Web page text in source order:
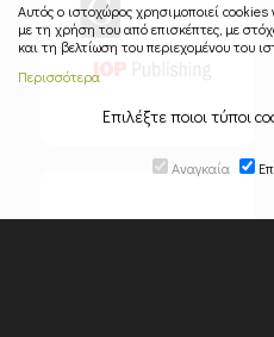
Αυτός ο ιστοχώρος χρησιμοποιεί
με τη χρήση του από επισκέπτες, με
και τη βελτίωση του περιεχομένου του
Περισσότερα
Επιλέξτε ποιοι τύποι
Αναγκαία